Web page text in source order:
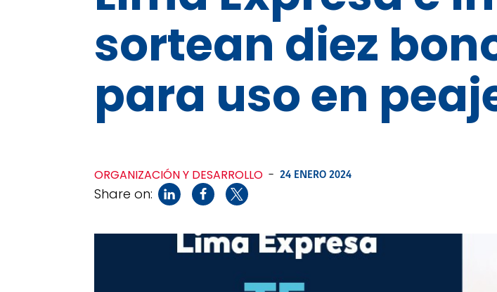
sortean diez
para uso en
ORGANIZACIÓN Y DESARROLLO - 24 ENERO 2024
Share on: